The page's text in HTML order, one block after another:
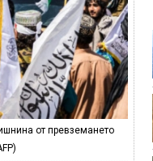
от превземането